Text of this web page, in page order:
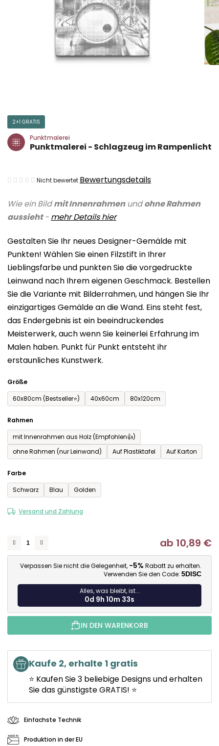
Wie ein Bildmit Innenrahmenundohne Rahmen
aussieht- mehr Detailshier
Gestalten Sie Ihr neues Designer-Gemälde mit
Punkten! Wählen Sie einen Filzstift in Ihrer
Lieblingsfarbe und punkten Sie die vorgedruckte
Leinwand nach Ihrem eigenen Geschmack. Bestellen
Sie die Variante mit Bilderrahmen, und hängen Sie Ihr
einzigartiges Gemälde an die Wand. Eins steht fest,
das Endergebnis ist ein beeindruckendes
Meisterwerk, auch wenn Sie keinerlei Erfahrung im
Malen haben. Punkt für Punkt entsteht ihr
erstaunliches Kunstwerk.
Größe
60x80cm (Bestseller⭐)
40x60cm 80x120cm
Rahmen
mit Innenrahmen aus Holz (Empfohlen👍)
ohne Rahmen (nur Leinwand)
Auf Plastiktafel Auf Karton
Farbe
Schwarz
Blau Golden
Versand und Zahlung
ab 10,89 €
Verpassen Sie nicht die Gelegenheit, -5% Rabatt zu erhalten.
Verwenden Sie den Code: 5DISC
Alles, was bleibt, ist...
0d 9h 10m 32s
IN DEN WARENKORB
Kaufe 2, erhalte 1 gratis
⭐ Kaufen Sie 3 beliebige Designs und erhalten
Sie das günstigste GRATIS! ⭐
Einfachste Technik
Produktion in der EU
2+1 GRATIS
Punktmalerei
Punktmalerei - Schlagzeug im Rampenlicht
Die
Produktbewertung
ist
von
5
Sternen.
Nicht bewertet Bewertungsdetails